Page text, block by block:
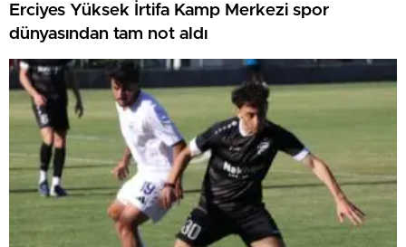
Erciyes Yüksek İrtifa Kamp Merkezi spor
dünyasından tam not aldı